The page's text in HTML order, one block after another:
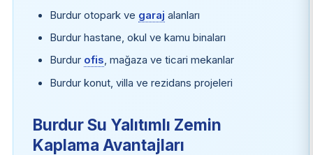
Burdur otopark ve garaj alanları
Burdur hastane, okul ve kamu binaları
Burdur ofis, mağaza ve ticari mekanlar
Burdur konut, villa ve rezidans projeleri
Burdur Su Yalıtımlı Zemin
Kaplama Avantajları